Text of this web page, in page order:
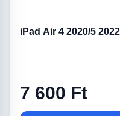
iPad Air 4 2020/5
7 600 Ft